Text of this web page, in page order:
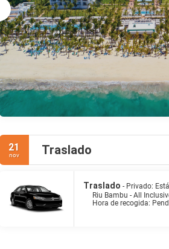
21
nov Traslado
Traslado - Privado:
Riu Bambu - All
Hora de recogida: